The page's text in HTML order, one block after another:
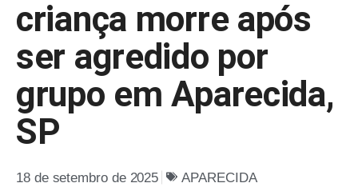
criança morre após
ser agredido por
grupo em Aparecida,
SP
18 de setembro de 2025 APARECIDA